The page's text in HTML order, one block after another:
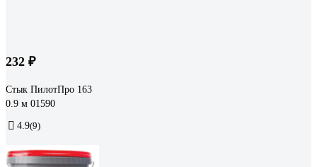
232 ₽
Стык ПилотПро 163
0.9 м 01590
4.9(9)